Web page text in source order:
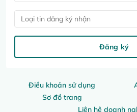
Điều khoản sử dụng
Sơ đồ trang
Liên hệ doanh
Loại tin đăng ký nhận
Đăng ký